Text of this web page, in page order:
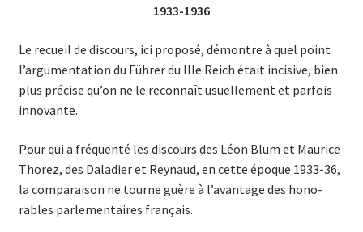
1933-1936
Le recueil de discours, ici proposé, démontre à quel point
l’argumentation du Führer du IIIe Reich était incisive, bien
plus précise qu’on ne le reconnaît usuellement et parfois
innovante.
Pour qui a fréquenté les discours des Léon Blum et Maurice
Thorez, des Daladier et Reynaud, en cette époque 1933-36,
la com­paraison ne tourne guère à l’avantage des ­hono­
rables parle­mentaires français.